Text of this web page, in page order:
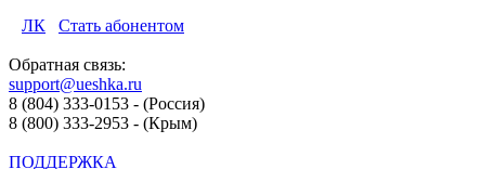
ЛК
Стать абонентом
Обратная связь:
support@ueshka.ru
8 (804) 333-0153 - (Россия)
8 (800) 333-2953 - (Крым)
ПОДДЕРЖКА